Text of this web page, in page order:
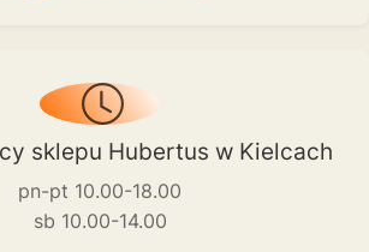
sklepu Hubertus w Kielcach
pn-pt 10.00-18.00
sb 10.00-14.00